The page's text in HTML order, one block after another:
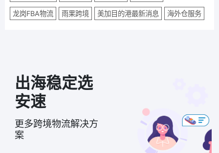
龙岗FBA物流 雨果跨境 美加目的港最新消息 海外仓服务
出海稳定选
安速
更多跨境物流解决方
案